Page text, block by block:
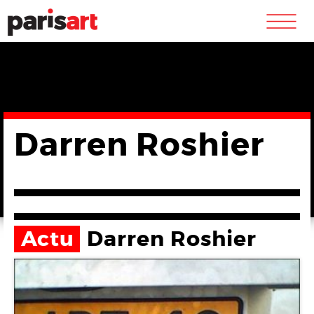
m
Darren Roshier
Actu Darren Roshier